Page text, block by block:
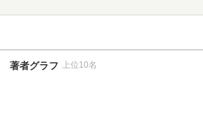
著者グラフ 上位10名